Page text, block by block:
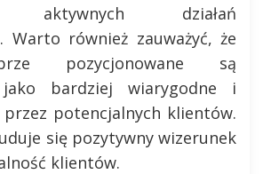
aktywnych działań
Warto również zauważyć, że
pozycjonowane są
jako bardziej wiarygodne i
potencjalnych klientów.
się pozytywny wizerunek
klientów.